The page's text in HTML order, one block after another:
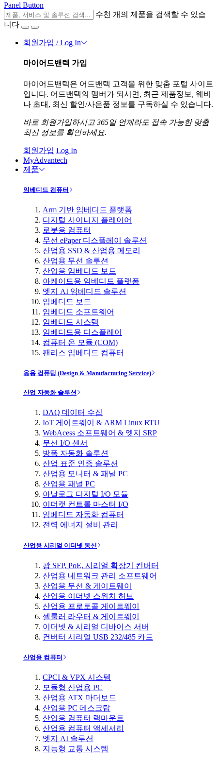
Panel Button
수천 개의 제품을 검색할 수 있습
니다
회원가입 / Log In
마이어드밴텍 가입
마이어드밴텍은 어드밴텍 고객을 위한 맞춤 포털 사이트
입니다. 어드밴텍의 멤버가 되시면, 최근 제품정보, 웨비
나 초대, 최신 할인/사은품 정보를 구독하실 수 있습니다.
바로 회원가입하시고 365일 언제라도 접속 가능한 맞춤
최신 정보를 확인하세요.
회원가입 Log In
MyAdvantech
제품
임베디드 컴퓨터
Arm 기반 임베디드 플랫폼
디지털 사이니지 플레이어
로봇용 컴퓨터
무선 ePaper 디스플레이 솔루션
산업용 SSD & 산업용 메모리
산업용 무선 솔루션
산업용 임베디드 보드
아케이드용 임베디드 플랫폼
엣지 AI 임베디드 솔루션
임베디드 보드
임베디드 소프트웨어
임베디드 시스템
임베디드용 디스플레이
컴퓨터 온 모듈 (COM)
팬리스 임베디드 컴퓨터
응용 컴퓨팅 (Design & Manufacturing Service)
산업 자동화 솔루션
DAQ 데이터 수집
IoT 게이트웨이 & ARM Linux RTU
WebAcess 소프트웨어 & 엣지 SRP
무선 I/O 센서
방폭 자동화 솔루션
산업 표준 인증 솔루션
산업용 모니터 & 패널 PC
산업용 패널 PC
아날로그 디지털 I/O 모듈
이더캣 컨트롤 마스터 I/O
임베디드 자동화 컴퓨터
전력 에너지 설비 관리
산업용 시리얼 이더넷 통신
광 SFP, PoE, 시리얼 확장기 컨버터
산업용 네트워크 관리 소프트웨어
산업용 무선 & 게이트웨이
산업용 이더넷 스위치 허브
산업용 프로토콜 게이트웨이
셀룰러 라우터 & 게이트웨이
이더넷 & 시리얼 디바이스 서버
컨버터 시리얼 USB 232/485 카드
산업용 컴퓨터
CPCI & VPX 시스템
모듈형 산업용 PC
산업용 ATX 마더보드
산업용 PC 데스크탑
산업용 컴퓨터 랙마운트
산업용 컴퓨터 액세서리
엣지 AI 솔루션
지능형 교통 시스템